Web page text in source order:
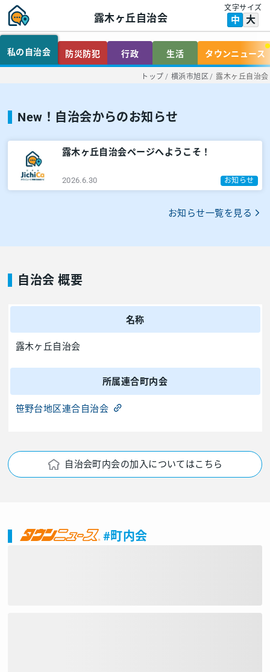
露木ヶ丘自治会
文字サイズ
中 大
私の自治会 防災防犯 行政 生活 タウンニュース
トップ / 横浜市旭区 / 露木ヶ丘自治会
New！自治会からのお知らせ
露木ヶ丘自治会ページへようこそ！
2026.6.30 お知らせ
お知らせ一覧を見る
自治会 概要
名称
露木ヶ丘自治会
所属連合町内会
笹野台地区連合自治会
自治会町内会の加入についてはこちら
#町内会